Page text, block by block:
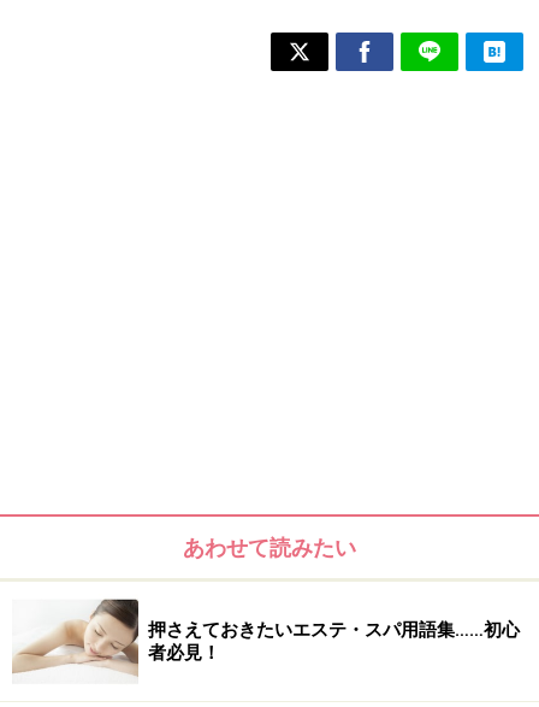
あわせて読みたい
押さえておきたいエステ・スパ用語集……初心
者必見！